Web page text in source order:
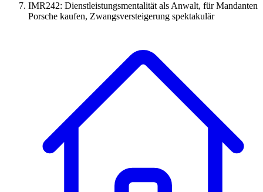
IMR242: Dienstleistungsmentalität als Anwalt, für Mandanten
Porsche kaufen, Zwangsversteigerung spektakulär